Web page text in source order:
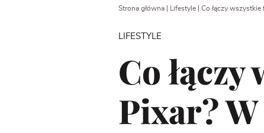
Strona główna| Lifestyle| Co łączy
LIFESTYLE
Co
Pixar?